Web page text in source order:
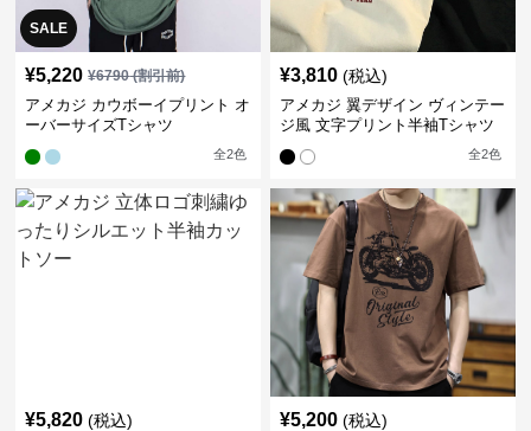
SALE
¥5,220 ¥6790(割引前)
アメカジ カウボーイプリント オ
ーバーサイズTシャツ
全2色
¥3,810 (税込)
アメカジ 翼デザイン ヴィンテー
ジ風 文字プリント半袖Tシャツ
全2色
¥5,820 (税込) ¥5,200 (税込)